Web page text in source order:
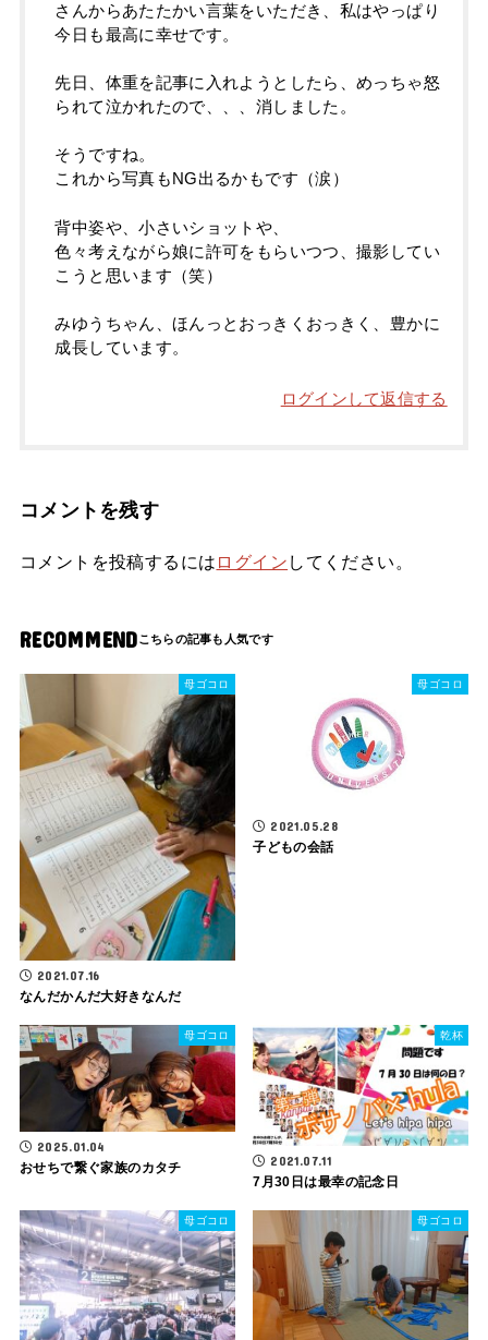
さんからあたたかい言葉をいただき、私はやっぱり
今日も最高に幸せです。
先日、体重を記事に入れようとしたら、めっちゃ怒
られて泣かれたので、、、消しました。
そうですね。
これから写真もNG出るかもです（涙）
背中姿や、小さいショットや、
色々考えながら娘に許可をもらいつつ、撮影してい
こうと思います（笑）
みゆうちゃん、ほんっとおっきくおっきく、豊かに
成長しています。
ログインして返信する
コメントを残す
コメントを投稿するには ログイン してください。
RECOMMEND
母ゴコロ
2021.07.16
なんだかんだ大好きなんだ
母ゴコロ
2021.05.28
子どもの会話
母ゴコロ
2025.01.04
おせちで繋ぐ家族のカタチ
乾杯
2021.07.11
7月30日は最幸の記念日
母ゴコロ 母ゴコロ